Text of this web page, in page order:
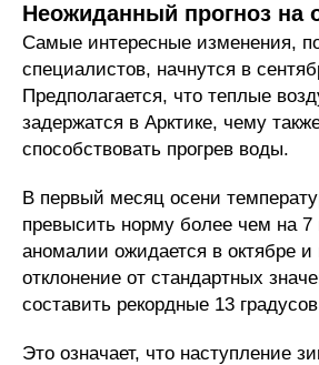
Неожиданный прогноз на
Самые интересные изменения,
специалистов, начнутся в
Предполагается, что теплые
задержатся в Арктике, чему
способствовать прогрев воды.
В первый месяц осени
превысить норму более чем на 7
аномалии ожидается в октябре и
отклонение от стандартных
составить рекордные 13
Это означает, что наступление